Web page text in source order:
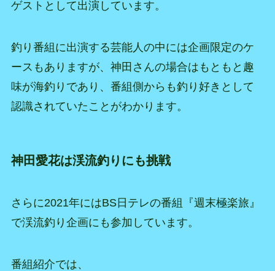
ゲストとして出演しています。
釣り番組に出演する芸能人の中には企画限定のケ
ースもありますが、神田さんの場合はもともと趣
味が海釣りであり、番組側からも釣り好きとして
認識されていたことがわかります。
神田愛花は渓流釣りにも挑戦
さらに2021年にはBS日テレの番組『週末極楽旅』
で渓流釣り企画にも参加しています。
番組紹介では、